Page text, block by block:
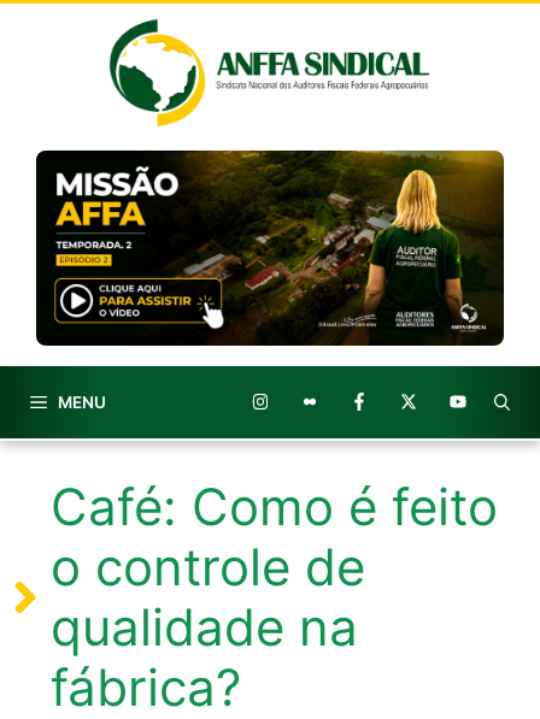
MENU
Café: Como é feito
o controle de
qualidade na
fábrica?